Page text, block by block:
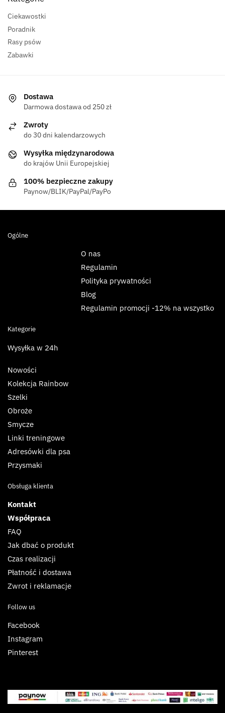
Ciekawostki
Poradnik
Rasy psów
Zabawki
Dostawa
Darmowa dostawa od 250 zł
Zwroty
do 30 dni kalendarzowych
Wysyłka międzynarodowa
do krajów Unii Europejskiej
100% bezpieczne zakupy
Paynow/BLIK/PayPal/PayPo
Ogólne
O nas
Regulamin
Polityka prywatności
Blog
Regulamin promocji -12% na wszystko
Kategorie
Wysyłka w 24h
Nowości
Kolekcja Rainbow
Szelki
Obroże
Smycze
Linki treningowe
Adresówki dla psa
Przysmaki
Obsługa klienta
Kontakt
Współpraca
FAQ
Jak dbać o produkt
Czas realizacji
Płatność i dostawa
Zwrot i reklamacje
Follow us
Facebook
Instagram
Pinterest